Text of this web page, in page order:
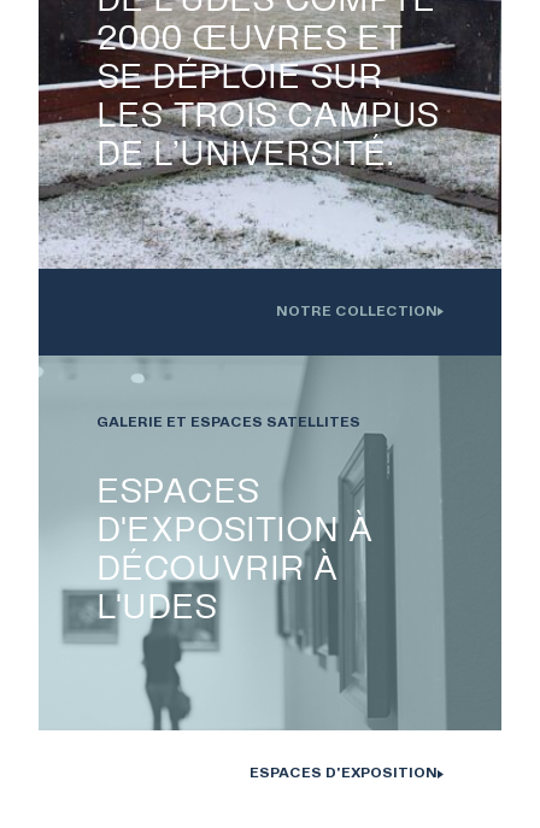
EXPOSITIONS
PUBLICATIONS
ÉVÉNEMENTS ET
ACTIVITÉS
À PROPOS
NOUS JOINDRE
CENTRE CULTUREL DE
L’UNIVERSITÉ DE
Oeuvre installée devant l'Institution interdisciplinaire d'innovation
2000 ŒUVRES ET
SE DÉPLOIE SUR
LES TROIS CAMPUS
DE L’UNIVERSITÉ.
NOTRE COLLECTION
ESPACES
D'EXPOSITION À
DÉCOUVRIR À
L'UDES
GALERIE ET ESPACES SATELLITES
ESPACES D'EXPOSITION